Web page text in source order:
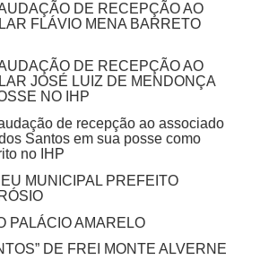
DE RECEPÇÃO AO
FLÁVIO MENA BARRETO
DE RECEPÇÃO AO
JOSÉ LUIZ DE MENDONÇA
NO IHP
de recepção ao associado
Santos em sua posse como
no IHP
MUNICIPAL PREFEITO
PALÁCIO AMARELO
DE FREI MONTE ALVERNE